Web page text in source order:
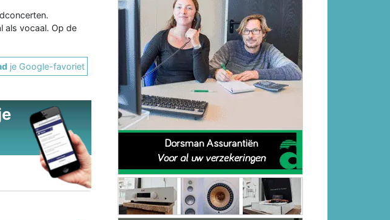
als vocaal. Op de
je Google-favoriet